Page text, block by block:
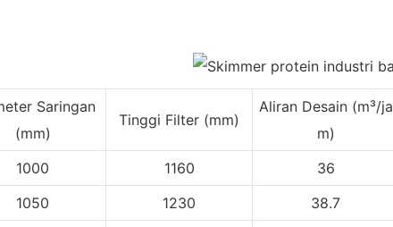
Saringan
(mm)
Tinggi Filter (mm)
Aliran Desain (m³/ja
m)
1000 1160 36
1050 1230 38.7